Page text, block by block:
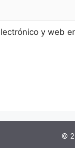
y web
©